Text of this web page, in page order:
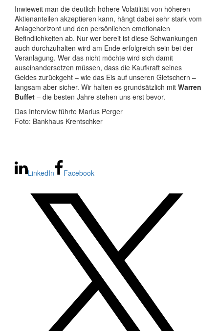
Inwieweit man die deutlich höhere Volatilität von höheren
Aktienanteilen akzeptieren kann, hängt dabei sehr stark vom
Anlagehorizont und den persönlichen emotionalen
Befindlichkeiten ab. Nur wer bereit ist diese Schwankungen
auch durchzuhalten wird am Ende erfolgreich sein bei der
Veranlagung. Wer das nicht möchte wird sich damit
auseinandersetzen müssen, dass die Kaufkraft seines
Geldes zurückgeht – wie das Eis auf unseren Gletschern –
langsam aber sicher. Wir halten es grundsätzlich mit Warren
Buffet – die besten Jahre stehen uns erst bevor.
Das Interview führte Marius Perger
Foto: Bankhaus Krentschker
LinkedIn Facebook